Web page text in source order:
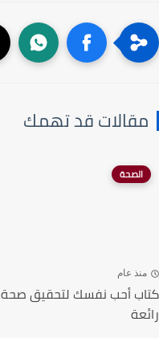
مقالات قد تهمك
الصحة
منذ عام
كتاب أحب نفسك لتحقيق صحة
رائعة